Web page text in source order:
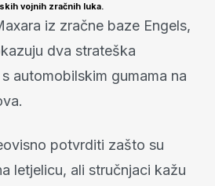
vojnih zračnih luka.
iz zračne baze Engels,
dva strateška
automobilskim gumama na
potvrditi zašto su
letjelicu, ali stručnjaci kažu